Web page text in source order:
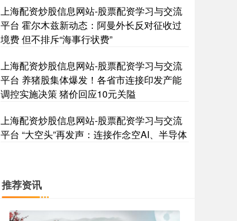
国债指数 229.69 +0.10 +0.04%
上海配资炒股信息网站-股票配资学习与交流
平台 霍尔木兹新动态：阿曼外长反对征收过
境费 但不排斥“海事行状费”
上海配资炒股信息网站-股票配资学习与交流
平台 养猪股集体爆发！各省市连接印发产能
调控实施决策 猪价回应10元关隘
上海配资炒股信息网站-股票配资学习与交流
平台 “大空头”再发声：连接作念空AI、半导体
推荐资讯